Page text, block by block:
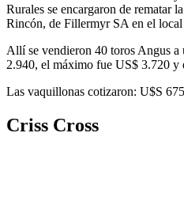
Rurales se encargaron de rematar
Rincón, de Fillermyr SA en el local
Allí se vendieron 40 toros Angus
2.940, el máximo fue US$ 3.720
Las vaquillonas cotizaron: U$S
Criss Cross